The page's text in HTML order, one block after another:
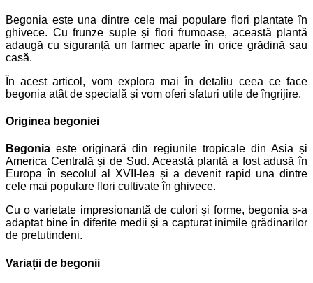
Begonia este una dintre cele mai populare flori plantate în
ghivece. Cu frunze suple și flori frumoase, această plantă
adaugă cu siguranță un farmec aparte în orice grădină sau
casă.
În acest articol, vom explora mai în detaliu ceea ce face
begonia atât de specială și vom oferi sfaturi utile de îngrijire.
Originea begoniei
Begoniaeste originară din regiunile tropicale din Asia și
America Centrală și de Sud. Această plantă a fost adusă în
Europa în secolul al XVII-lea și a devenit rapid una dintre
cele mai populare flori cultivate în ghivece.
Cu o varietate impresionantă de culori și forme, begonia s-a
adaptat bine în diferite medii și a capturat inimile grădinarilor
de pretutindeni.
Variații de begonii